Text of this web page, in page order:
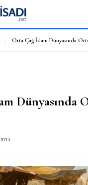
/ Orta Çağ İslam Dünyasında
Dünyasında